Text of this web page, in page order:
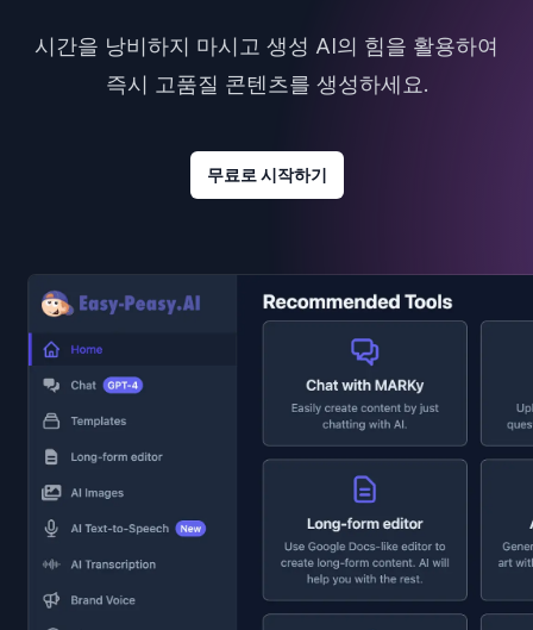
시간을 낭비하지 마시고 생성 AI의 힘을 활용하여
즉시 고품질 콘텐츠를 생성하세요.
무료로 시작하기